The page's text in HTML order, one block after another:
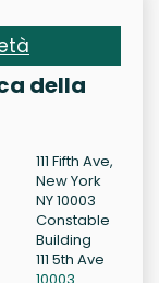
della
111 Fifth Ave,
New York
NY 10003
Constable
Building
111 5th Ave